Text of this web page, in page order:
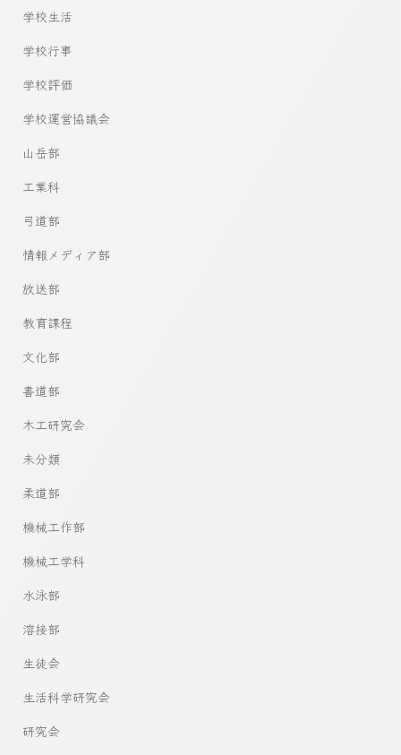
学校生活
学校行事
学校評価
学校運営協議会
山岳部
工業科
弓道部
情報メディア部
放送部
教育課程
文化部
書道部
木工研究会
未分類
柔道部
機械工作部
機械工学科
水泳部
溶接部
生徒会
生活科学研究会
研究会